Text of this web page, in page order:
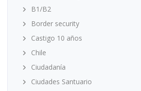
B1/B2
Border security
Castigo 10 años
Chile
Ciudadanía
Ciudades Santuario